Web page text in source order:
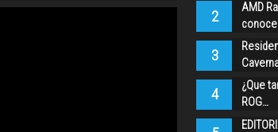
2
AMD
3
4
¿Que
ROG…